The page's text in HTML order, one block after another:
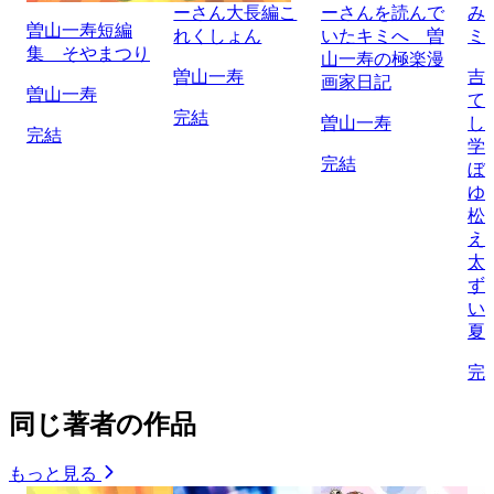
曽山一寿短編
集 そやまつり
曽山一寿
完結
ーさん大長編こ
れくしょん
曽山一寿
完結
ーさんを読んで
いたキミへ 曽
山一寿の極楽漫
画家日記
曽山一寿
完結
み
ミ
吉
て
し
学
ぼ/
ゆ
松
え
太
ず
い
夏
完
同じ著者の作品
もっと見る